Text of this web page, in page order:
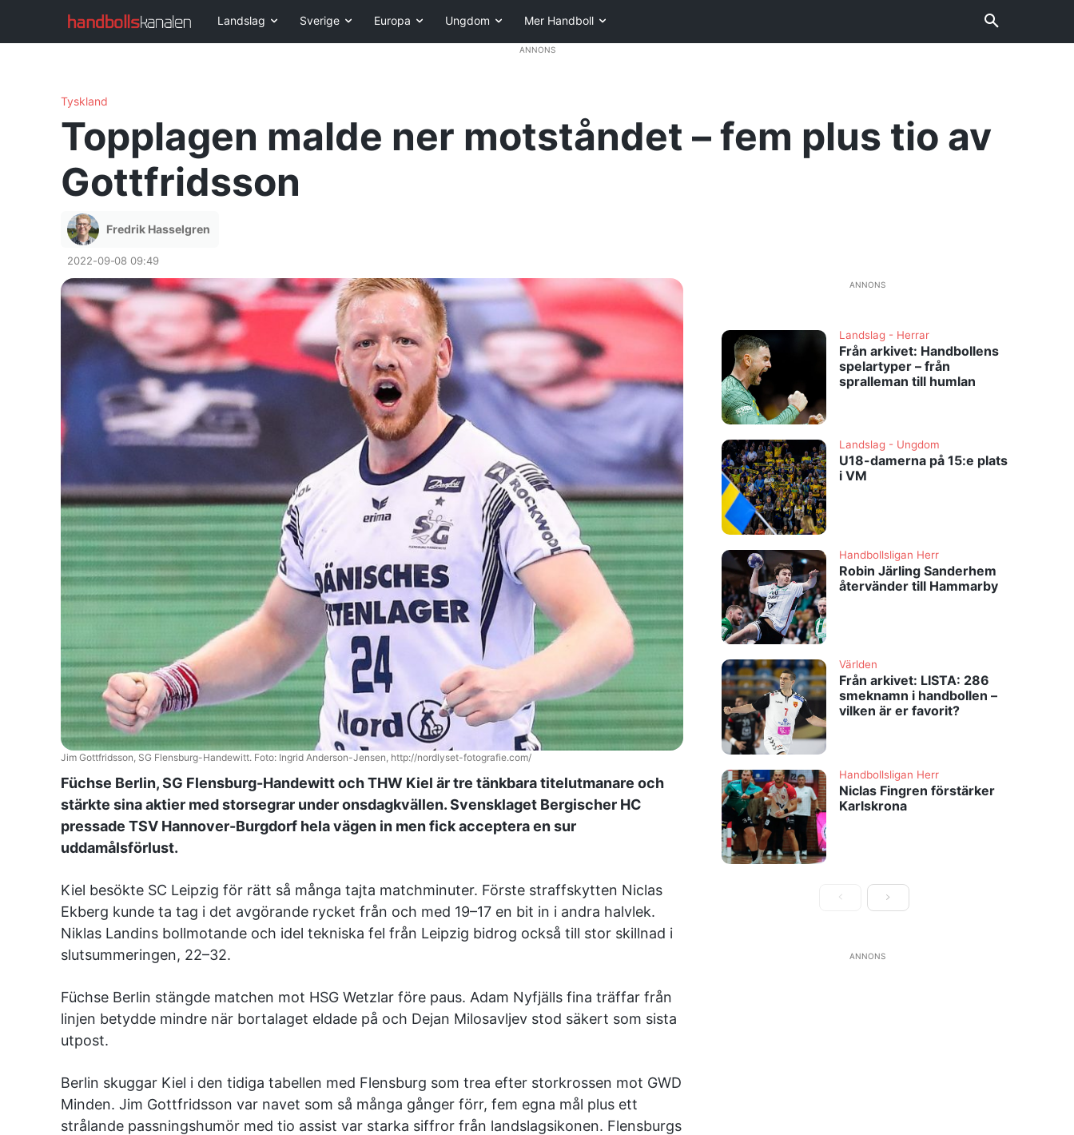
Landslag Sverige Europa Ungdom Mer Handboll
ANNONS
Tyskland
Topplagen malde ner motståndet – fem plus tio av
Gottfridsson
Fredrik Hasselgren
2022-09-08 09:49
Jim Gottfridsson, SG Flensburg-Handewitt. Foto: Ingrid Anderson-Jensen, http://nordlyset-fotografie.com/
Füchse Berlin, SG Flensburg-Handewitt och THW Kiel är tre tänkbara titelutmanare och
stärkte sina aktier med storsegrar under onsdagkvällen. Svensklaget Bergischer HC
pressade TSV Hannover-Burgdorf hela vägen in men fick acceptera en sur
uddamålsförlust.
Kiel besökte SC Leipzig för rätt så många tajta matchminuter. Förste straffskytten Niclas
Ekberg kunde ta tag i det avgörande rycket från och med 19–17 en bit in i andra halvlek.
Niklas Landins bollmotande och idel tekniska fel från Leipzig bidrog också till stor skillnad i
slutsummeringen, 22–32.
Füchse Berlin stängde matchen mot HSG Wetzlar före paus. Adam Nyfjälls fina träffar från
linjen betydde mindre när bortalaget eldade på och Dejan Milosavljev stod säkert som sista
utpost.
Berlin skuggar Kiel i den tidiga tabellen med Flensburg som trea efter storkrossen mot GWD
Minden. Jim Gottfridsson var navet som så många gånger förr, fem egna mål plus ett
strålande passningshumör med tio assist var starka siffror från landslagsikonen. Flensburgs
ANNONS
Landslag - Herrar
Från arkivet: Handbollens
spelartyper – från
spralleman till humlan
Landslag - Ungdom
U18-damerna på 15:e plats
i VM
Handbollsligan Herr
Robin Järling Sanderhem
återvänder till Hammarby
Världen
Från arkivet: LISTA: 286
smeknamn i handbollen –
vilken är er favorit?
Handbollsligan Herr
Niclas Fingren förstärker
Karlskrona
ANNONS